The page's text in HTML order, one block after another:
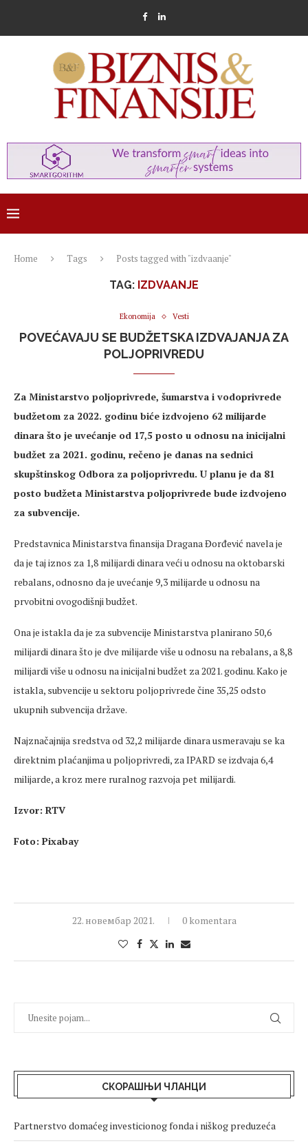
Home Tags Posts tagged with "izdvaanje"
TAG: IZDVAANJE
Ekonomija Vesti
POVEĆAVAJU SE BUDŽETSKA IZDVAJANJA ZA
POLJOPRIVREDU
Za Ministarstvo poljoprivrede, šumarstva i vodoprivrede
budžetom za 2022. godinu biće izdvojeno 62 milijarde
dinara što je uvećanje od 17,5 posto u odnosu na inicijalni
budžet za 2021. godinu, rečeno je danas na sednici
skupštinskog Odbora za poljoprivredu. U planu je da 81
posto budžeta Ministarstva poljoprivrede bude izdvojeno
za subvencije.
Predstavnica Ministarstva finansija Dragana Đorđević navela je
da je taj iznos za 1,8 milijardi dinara veći u odnosu na oktobarski
rebalans, odnosno da je uvećanje 9,3 milijarde u odnosu na
prvobitni ovogodišnji budžet.
Ona je istakla da je za subvencije Ministarstva planirano 50,6
milijardi dinara što je dve milijarde više u odnosu na rebalans, a 8,8
milijardi više u odnosu na inicijalni budžet za 2021. godinu. Kako je
istakla, subvencije u sektoru poljoprivrede čine 35,25 odsto
ukupnih subvencija države.
Najznačajnija sredstva od 32,2 milijarde dinara usmeravaju se ka
direktnim plaćanjima u poljoprivredi, za IPARD se izdvaja 6,4
milijarde, a kroz mere ruralnog razvoja pet milijardi.
Izvor: RTV
Foto: Pixabay
22. новембар 2021. 0 komentara
СКОРАШЊИ ЧЛАНЦИ
Partnerstvo domaćeg investicionog fonda i niškog preduzeća